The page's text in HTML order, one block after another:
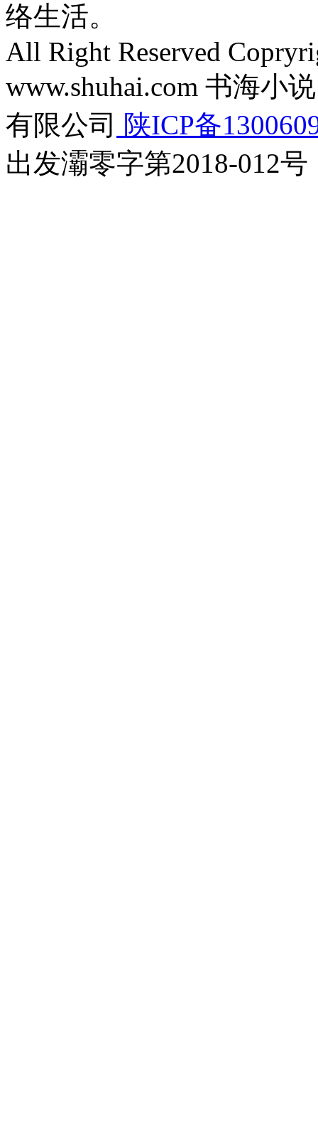
络生活。
All Right Reserved
www.shuhai.com 书海小
有限公司 陕ICP备
出发灞零字第2018-012号